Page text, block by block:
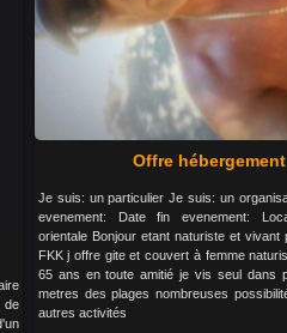
de
Offre hébergement
Je suis: un particulier Je suis: un
evenement: Date fin evenement:
orientale Bonjour etant naturiste et vivant
FKK j offre gite et couvert à femme
65 ans en toute amitié je vis seul dans
metres des plages nombreuses
autres activités